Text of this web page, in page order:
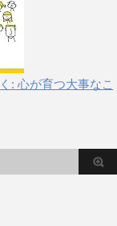
: 心が育つ大事なこ